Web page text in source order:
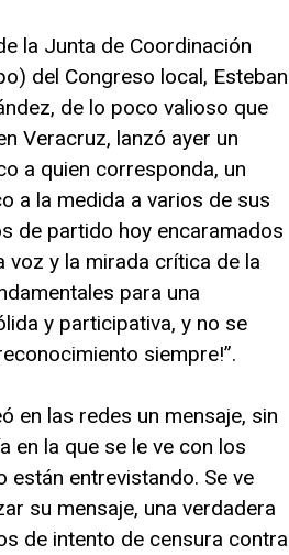
la Junta de Coordinación
del Congreso local, Esteban
de lo poco valioso que
Veracruz, lanzó ayer un
a quien corresponda, un
a la medida a varios de sus
de partido hoy encaramados
voz y la mirada crítica de la
para una
y participativa, y no se
siempre!”.
en las redes un mensaje, sin
en la que se le ve con los
entrevistando. Se ve
su mensaje, una verdadera
de intento de censura contra